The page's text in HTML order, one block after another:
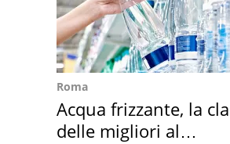
Roma
Acqua frizzante, la
delle migliori al